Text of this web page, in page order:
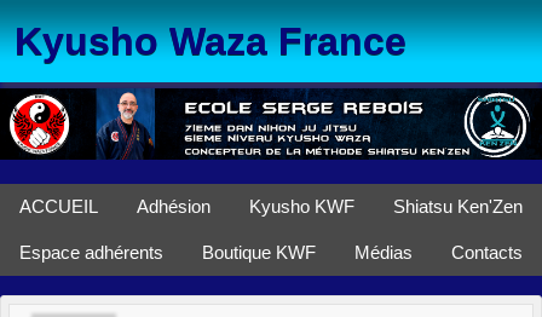
Kyusho Waza France
ACCUEIL Adhésion Kyusho KWF Shiatsu Ken'Zen
Espace adhérents Boutique KWF Médias Contacts